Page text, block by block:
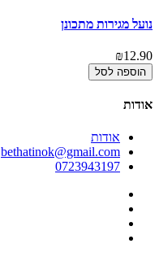
נועל מגירות מתכונן
₪12.90
הוספה לסל
אודות
אודות
bethatinok@gmail.com
0723943197